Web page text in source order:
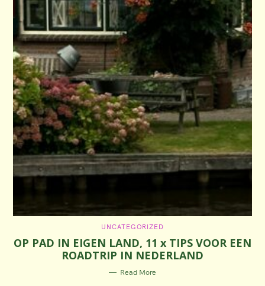
C
T
E
O
R
I
UNCATEGORIZED
OP PAD IN EIGEN LAND, 11 x TIPS VOOR EEN
ROADTRIP IN NEDERLAND
Read More